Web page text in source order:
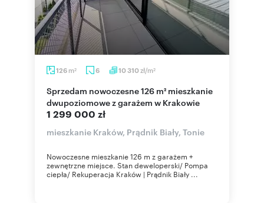
126 m2 6 10 310zł/m2
Sprzedam nowoczesne 126 m² mieszkanie
dwupoziomowe z garażem w Krakowie
1 299 000 zł
mieszkanie Kraków, Prądnik Biały, Tonie
Nowoczesne mieszkanie 126 m z garażem +
zewnętrzne miejsce. Stan deweloperski/ Pompa
ciepła/ Rekuperacja Kraków | Prądnik Biały ...